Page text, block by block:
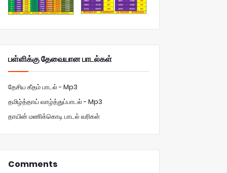
பள்ளிக்கு தேவையான பாடல்கள்
தேசிய கீதம் பாடல் - Mp3
தமிழ்த்தாய் வாழ்த்துப்பாடல் - Mp3
தாயின் மணிக்கொடி பாடல் வரிகள்
Comments